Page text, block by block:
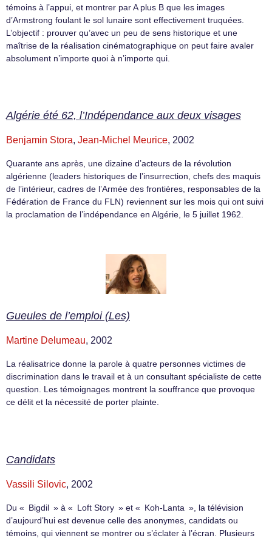
témoins à l’appui, et montrer par A plus B que les images
d’Armstrong foulant le sol lunaire sont effectivement truquées.
L’objectif : prouver qu’avec un peu de sens historique et une
maîtrise de la réalisation cinématographique on peut faire avaler
absolument n’importe quoi à n’importe qui.
Algérie été 62, l’Indépendance aux deux visages
Benjamin Stora, Jean-Michel Meurice, 2002
Quarante ans après, une dizaine d’acteurs de la révolution
algérienne (leaders historiques de l’insurrection, chefs des maquis
de l’intérieur, cadres de l’Armée des frontières, responsables de la
Fédération de France du FLN) reviennent sur les mois qui ont suivi
la proclamation de l’indépendance en Algérie, le 5 juillet 1962.
Gueules de l’emploi (Les)
Martine Delumeau, 2002
La réalisatrice donne la parole à quatre personnes victimes de
discrimination dans le travail et à un consultant spécialiste de cette
question. Les témoignages montrent la souffrance que provoque
ce délit et la nécessité de porter plainte.
Candidats
Vassili Silovic, 2002
Du « Bigdil » à « Loft Story » et « Koh-Lanta », la télévision
d’aujourd’hui est devenue celle des anonymes, candidats ou
témoins, qui viennent se montrer ou s’éclater à l’écran. Plusieurs